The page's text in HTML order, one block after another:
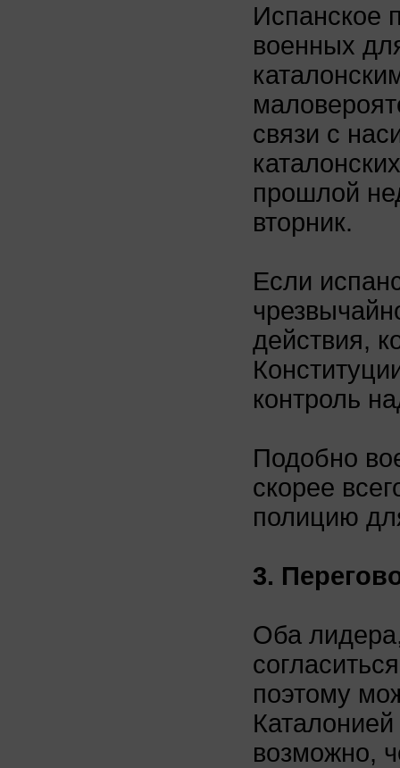
Испанское
военных
связи с
прошлой
вторник.
Если
действия,
контроль
Подобно
скорее
полицию
3.
Оба
поэтому
возможно,